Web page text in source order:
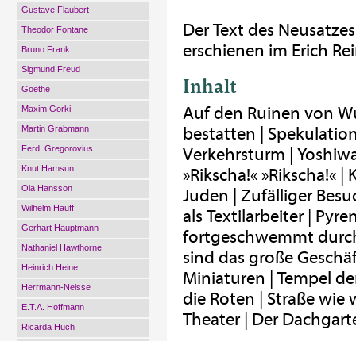
Gustave Flaubert
Theodor Fontane
Bruno Frank
Sigmund Freud
Goethe
Maxim Gorki
Martin Grabmann
Ferd. Gregorovius
Knut Hamsun
Ola Hansson
Wilhelm Hauff
Gerhart Hauptmann
Nathaniel Hawthorne
Heinrich Heine
Herrmann-Neisse
E.T.A. Hoffmann
Ricarda Huch
Der Text des
erschienen im Erich
Inhalt
Auf den Ruinen von
bestatten |
Verkehrsturm |
»Rikscha!« »Rikscha!«
Juden | Zufälliger
als Textilarbeiter |
fortgeschwemmt
sind das große
Miniaturen | Tempel
die Roten | Straße
Theater | Der